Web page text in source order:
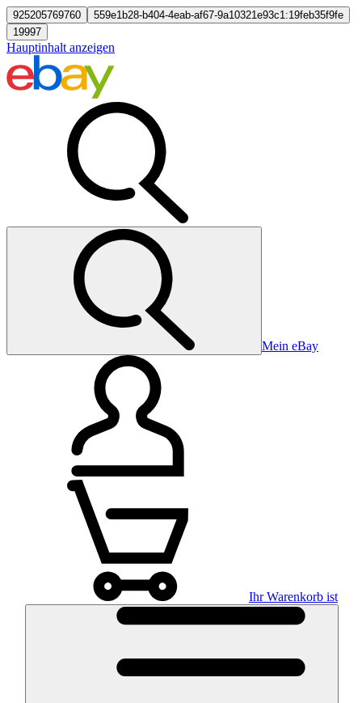
925205769760
559e1b28-b404-4eab-af67-9a10321e93c1:19feb35f9fe
19997
Hauptinhalt anzeigen
Mein eBay
Ihr Warenkorb ist